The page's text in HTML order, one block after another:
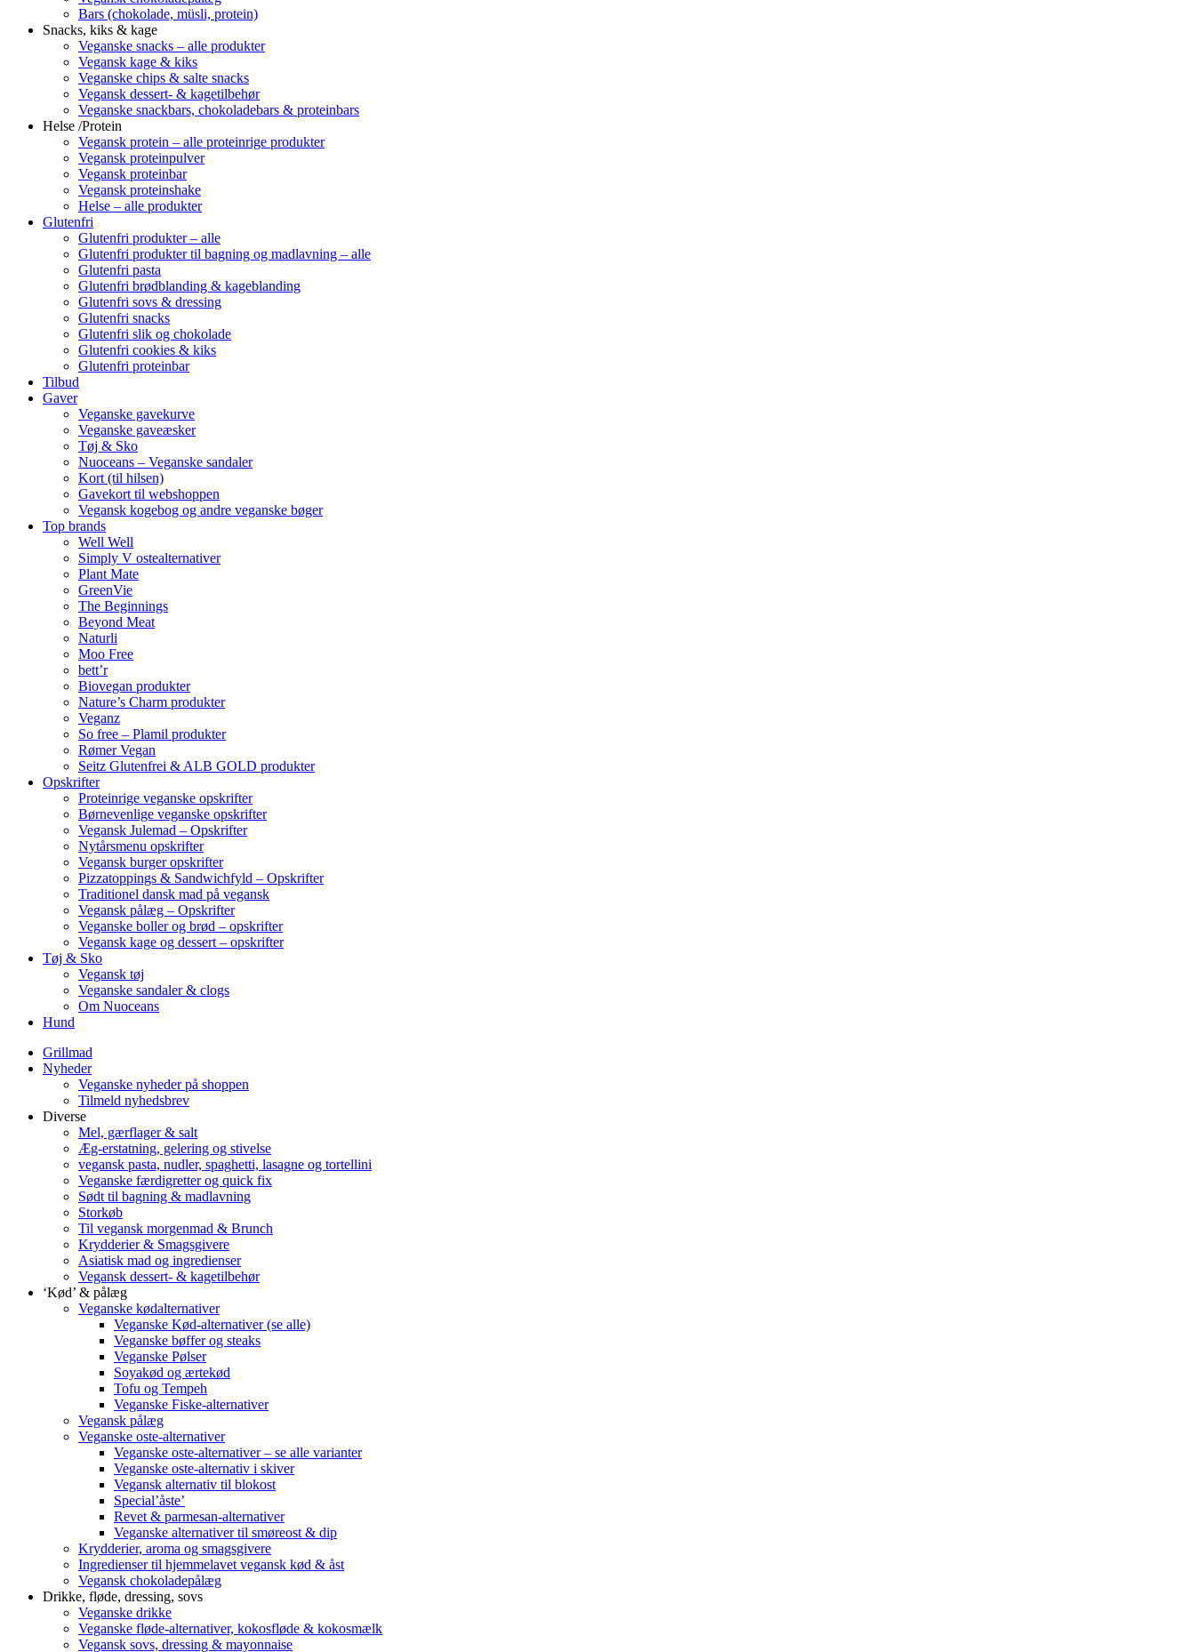
Bars (chokolade, müsli, protein)
Snacks, kiks & kage
Veganske snacks – alle produkter
Vegansk kage & kiks
Veganske chips & salte snacks
Vegansk dessert- & kagetilbehør
Veganske snackbars, chokoladebars & proteinbars
Helse /Protein
Vegansk protein – alle proteinrige produkter
Vegansk proteinpulver
Vegansk proteinbar
Vegansk proteinshake
Helse – alle produkter
Glutenfri
Glutenfri produkter – alle
Glutenfri produkter til bagning og madlavning – alle
Glutenfri pasta
Glutenfri brødblanding & kageblanding
Glutenfri sovs & dressing
Glutenfri snacks
Glutenfri slik og chokolade
Glutenfri cookies & kiks
Glutenfri proteinbar
Tilbud
Gaver
Veganske gavekurve
Veganske gaveæsker
Tøj & Sko
Nuoceans – Veganske sandaler
Kort (til hilsen)
Gavekort til webshoppen
Vegansk kogebog og andre veganske bøger
Top brands
Well Well
Simply V ostealternativer
Plant Mate
GreenVie
The Beginnings
Beyond Meat
Naturli
Moo Free
bett’r
Biovegan produkter
Nature’s Charm produkter
Veganz
So free – Plamil produkter
Rømer Vegan
Seitz Glutenfrei & ALB GOLD produkter
Opskrifter
Proteinrige veganske opskrifter
Børnevenlige veganske opskrifter
Vegansk Julemad – Opskrifter
Nytårsmenu opskrifter
Vegansk burger opskrifter
Pizzatoppings & Sandwichfyld – Opskrifter
Traditionel dansk mad på vegansk
Vegansk pålæg – Opskrifter
Veganske boller og brød – opskrifter
Vegansk kage og dessert – opskrifter
Tøj & Sko
Vegansk tøj
Veganske sandaler & clogs
Om Nuoceans
Hund
Grillmad
Nyheder
Veganske nyheder på shoppen
Tilmeld nyhedsbrev
Diverse
Mel, gærflager & salt
Æg-erstatning, gelering og stivelse
vegansk pasta, nudler, spaghetti, lasagne og tortellini
Veganske færdigretter og quick fix
Sødt til bagning & madlavning
Storkøb
Til vegansk morgenmad & Brunch
Krydderier & Smagsgivere
Asiatisk mad og ingredienser
Vegansk dessert- & kagetilbehør
‘Kød’ & pålæg
Veganske kødalternativer
Veganske Kød-alternativer (se alle)
Veganske bøffer og steaks
Veganske Pølser
Soyakød og ærtekød
Tofu og Tempeh
Veganske Fiske-alternativer
Vegansk pålæg
Veganske oste-alternativer
Veganske oste-alternativer – se alle varianter
Veganske oste-alternativ i skiver
Vegansk alternativ til blokost
Special’åste’
Revet & parmesan-alternativer
Veganske alternativer til smøreost & dip
Krydderier, aroma og smagsgivere
Ingredienser til hjemmelavet vegansk kød & åst
Vegansk chokoladepålæg
Drikke, fløde, dressing, sovs
Veganske drikke
Veganske fløde-alternativer, kokosfløde & kokosmælk
Vegansk sovs, dressing & mayonnaise